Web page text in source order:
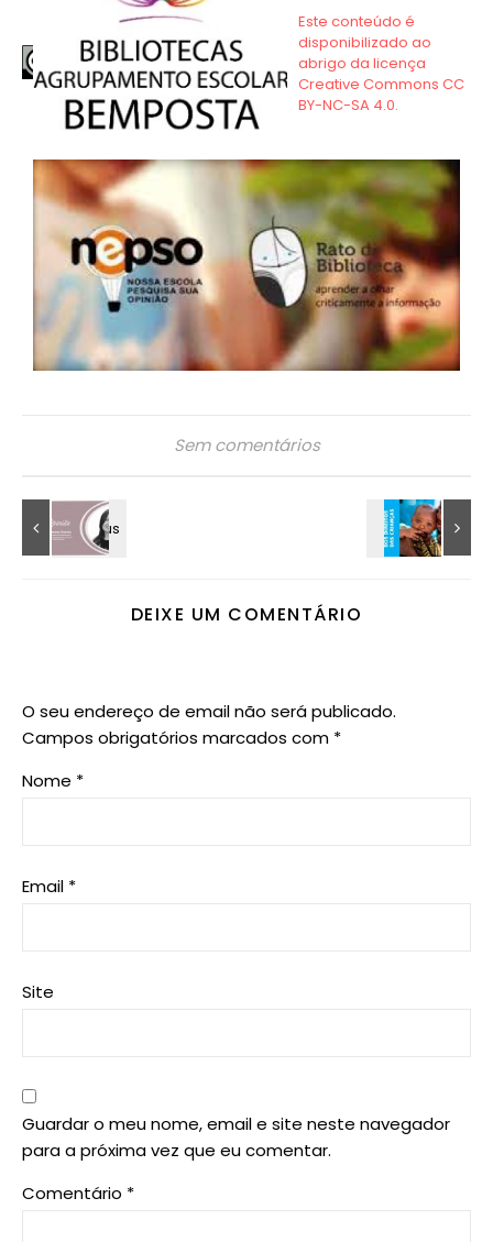
Sem comentários
DEIXE UM COMENTÁRIO
O seu endereço de email não será publicado.
Campos obrigatórios marcados com *
Nome *
Email *
Site
Guardar o meu nome, email e site neste navegador
para a próxima vez que eu comentar.
Comentário *